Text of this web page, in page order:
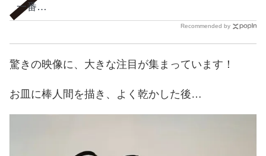
一番…
Recommended by
驚きの映像に、大きな注目が集まっています！
お皿に棒人間を描き、よく乾かした後…